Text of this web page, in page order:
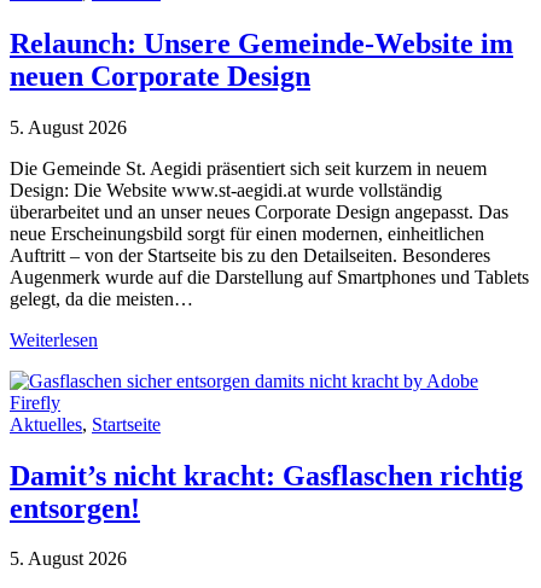
Relaunch: Unsere Gemeinde-Website im
neuen Corporate Design
5. August 2026
Die Gemeinde St. Aegidi präsentiert sich seit kurzem in neuem
Design: Die Website www.st-aegidi.at wurde vollständig
überarbeitet und an unser neues Corporate Design angepasst. Das
neue Erscheinungsbild sorgt für einen modernen, einheitlichen
Auftritt – von der Startseite bis zu den Detailseiten. Besonderes
Augenmerk wurde auf die Darstellung auf Smartphones und Tablets
gelegt, da die meisten…
Weiterlesen
Aktuelles, Startseite
Damit’s nicht kracht: Gasflaschen richtig
entsorgen!
5. August 2026